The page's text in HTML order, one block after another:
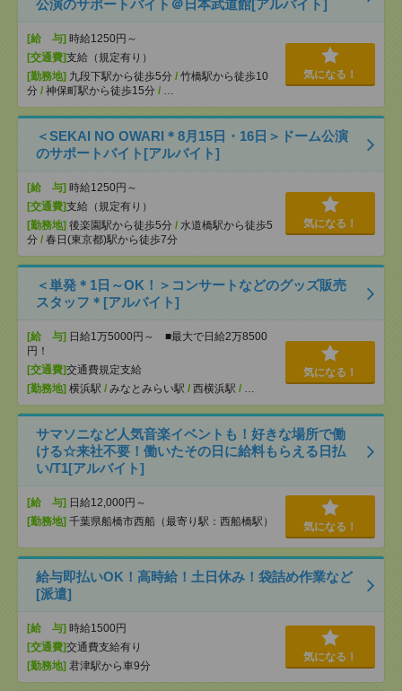
公演のサポートバイト＠日本武道館[アルバイト]
[給 与] 時給1250円～
[交通費]支給（規定有り）
[勤務地] 九段下駅から徒歩5分 / 竹橋駅から徒歩10
分 / 神保町駅から徒歩15分 / …
気になる！
＜SEKAI NO OWARI＊8月15日・16日＞ドーム公演
のサポートバイト[アルバイト]
[給 与] 時給1250円～
[交通費]支給（規定有り）
[勤務地] 後楽園駅から徒歩5分 / 水道橋駅から徒歩5
分 / 春日(東京都)駅から徒歩7分
気になる！
＜単発＊1日～OK！＞コンサートなどのグッズ販売
スタッフ＊[アルバイト]
[給 与] 日給1万5000円～ ■最大で日給2万8500
円！
[交通費]交通費規定支給
[勤務地] 横浜駅 / みなとみらい駅 / 西横浜駅 / …
気になる！
サマソニなど人気音楽イベントも！好きな場所で働
ける☆来社不要！働いたその日に給料もらえる日払
い/T1[アルバイト]
[給 与] 日給12,000円～
[勤務地] 千葉県船橋市西船（最寄り駅：西船橋駅） 気になる！
給与即払いOK！高時給！土日休み！袋詰め作業など
[派遣]
[給 与] 時給1500円
[交通費]交通費支給有り
[勤務地] 君津駅から車9分
気になる！